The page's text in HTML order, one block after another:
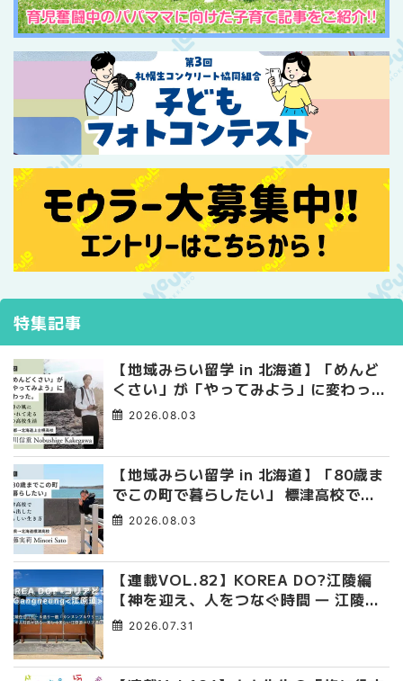
特集記事
【地域みらい留学 in 北海道】「めんど
くさい」が「やってみよう」に変わっ
た。 十勝の風に吹かれて走る、僕の泥
2026.08.03
【地域みらい留学 in 北海道】「80歳ま
でこの町で暮らしたい」 標津高校で踏
み出した、私らしい生き方
2026.08.03
【連載VOL.82】KOREA DO?江陵編
【神を迎え、人をつなぐ時間 ― 江陵端
午祭 】
2026.07.31